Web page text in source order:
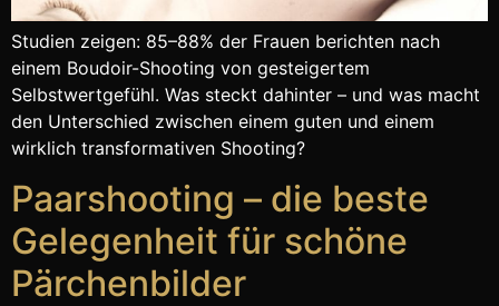
Studien zeigen: 85–88% der Frauen berichten nach
einem Boudoir-Shooting von gesteigertem
Selbstwertgefühl. Was steckt dahinter – und was macht
den Unterschied zwischen einem guten und einem
wirklich transformativen Shooting?
Paarshooting – die beste
Gelegenheit für schöne
Pärchenbilder